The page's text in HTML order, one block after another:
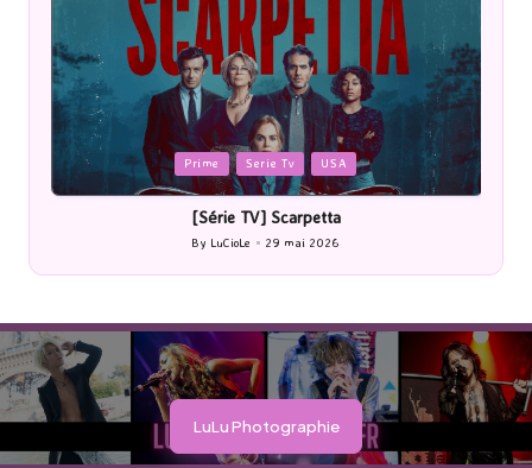
Posted
in
Prime Serie Tv USA
[Série TV] Scarpetta
Posted
by
By LuCioLe 29 mai 2026
LuLu Photographie